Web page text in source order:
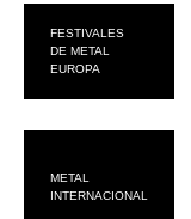
FESTIVALES
DE METAL
EUROPA
METAL
INTERNACIONAL